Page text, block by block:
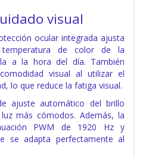
visual
ocular integrada ajusta
temperatura de color de la
a la hora del día. También
visual al utilizar el
lo que reduce la fatiga visual.
ajuste automático del brillo
más cómodos. Además, la
PWM de 1920 Hz y
se adapta perfectamente al